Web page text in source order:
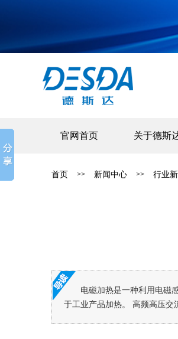
官网首页 关于德斯
首页 >> 新闻中心 >> 行业
电磁加热是一种利用电磁
于工业产品加热。 高频高压交